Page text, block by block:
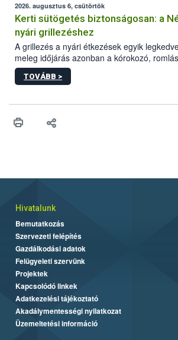
érésű szőlőkben is legyen lehetőség a
védekezésre. Az Oroganic készítmény kis
felhasználók számára is elérhető és
engedélyezett.
2026. augusztus 6, csütörtök
Kerti sütögetés biztonságosan: a
nyári grillezéshez
A grillezés a nyári étkezések egyik
meleg időjárás azonban a kórokozó,
gyorsabb szaporodásának is kedvez. A
ezért nem csupán a megfelelő sütési
higiéniai szabályok betartása, a megfelelő
biztonsági Hivatal (Nébih) Oktatási
TOVÁBB >
Hivatalunk
Bemutatkozás
Szervezeti felépítés
Gazdálkodási adatok
Felügyeleti szervünk
Projektek
Kapcsolódó linkek
Adatkezelési tájékoztató
Akadálymentességi nyilatkozat
Üzemeltetési információ